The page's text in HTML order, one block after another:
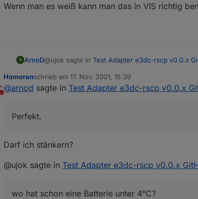
Wenn man es weiß kann man das in VIS richtig
A ArnoD@ujok sagte in Test Adapter e3dc-rscp v0.0.x
Ich hab einen Kompromiss gefunden: die
Nicht stören
Homoranschrieb am 17. Nov. 2021, 15:39
zuletzt editiert von
@arnod sagte in Test Adapter e3dc-rscp v0.0.x
Perfekt.
Darf ich stänkern?
@ujok sagte in Test Adapter e3dc-rscp v0.0.x
wo hat schon eine Batterie unter 4°C?